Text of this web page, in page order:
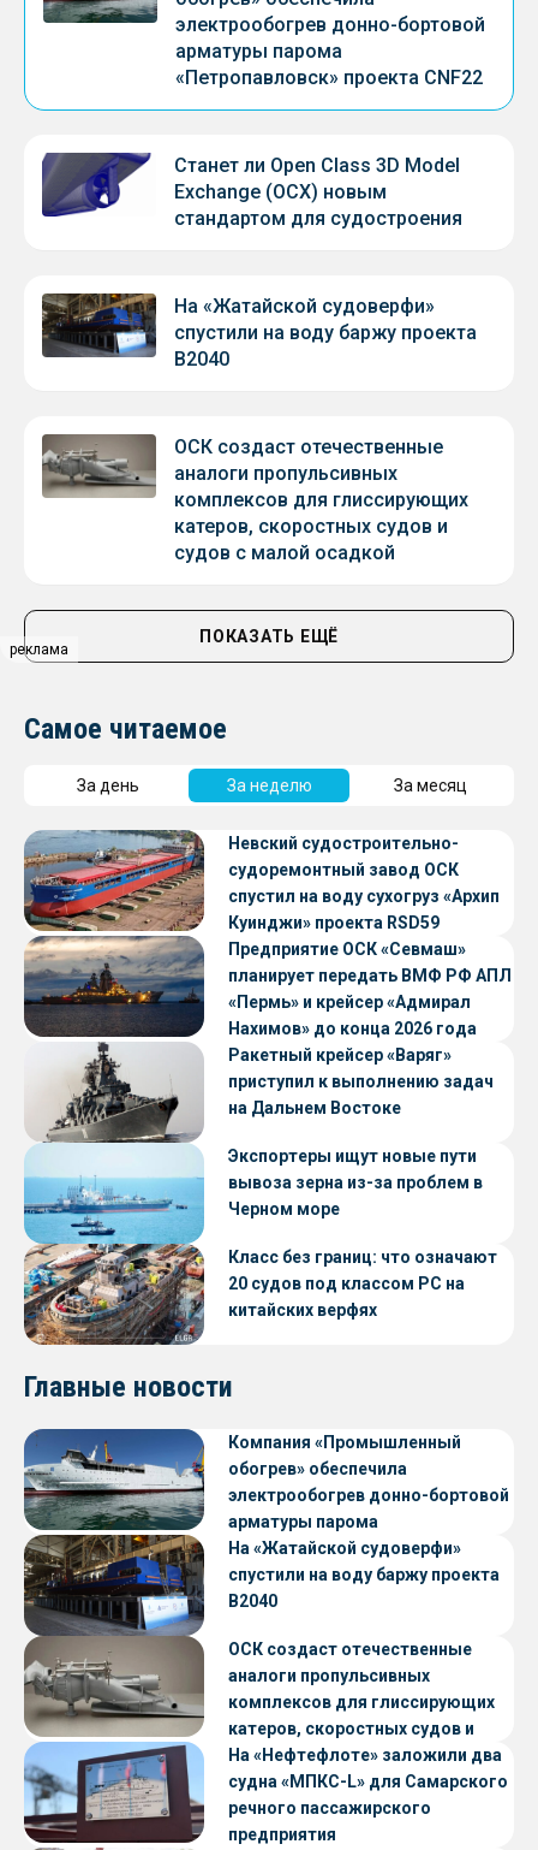
реклама
электрообогрев донно-бортовой
арматуры парома
«Петропавловск» проекта CNF22
Станет ли Open Class 3D Model
Exchange (OCX) новым
стандартом для судостроения
На «Жатайской судоверфи»
спустили на воду баржу проекта
В2040
ОСК создаст отечественные
аналоги пропульсивных
комплексов для глиссирующих
катеров, скоростных судов и
судов с малой осадкой
ПОКАЗАТЬ ЕЩЁ
Самое читаемое
За день За неделю За месяц
Невский судостроительно-
судоремонтный завод ОСК
спустил на воду сухогруз «Архип
Куинджи» проекта RSD59
Предприятие ОСК «Севмаш»
планирует передать ВМФ РФ АПЛ
«Пермь» и крейсер «Адмирал
Нахимов» до конца 2026 года
Ракетный крейсер «Варяг»
приступил к выполнению задач
на Дальнем Востоке
Экспортеры ищут новые пути
вывоза зерна из-за проблем в
Черном море
Класс без границ: что означают
20 судов под классом РС на
китайских верфях
Главные новости
Компания «Промышленный
обогрев» обеспечила
электрообогрев донно-бортовой
арматуры парома
«Петропавловск» проекта CNF22
На «Жатайской судоверфи»
спустили на воду баржу проекта
В2040
ОСК создаст отечественные
аналоги пропульсивных
комплексов для глиссирующих
катеров, скоростных судов и
судов с малой осадкой
На «Нефтефлоте» заложили два
судна «МПКС-L» для Самарского
речного пассажирского
предприятия